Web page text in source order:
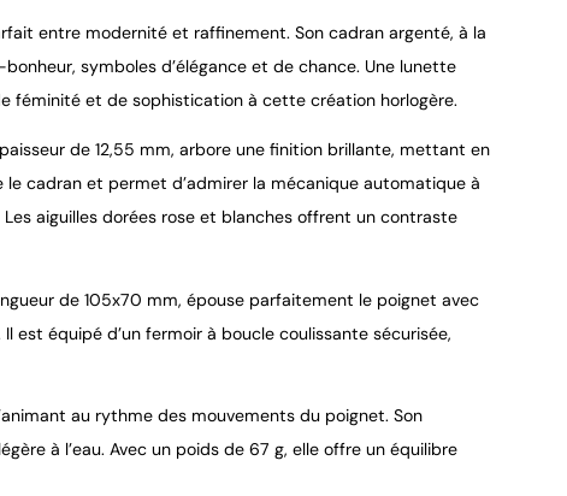
9.4/10
entre modernité et raffinement. Son cadran argenté, à la
symboles d’élégance et de chance. Une lunette
féminité et de sophistication à cette création horlogère.
de 12,55 mm, arbore une finition brillante, mettant en
cadran et permet d’admirer la mécanique automatique à
aiguilles dorées rose et blanches offrent un contraste
de 105x70 mm, épouse parfaitement le poignet avec
équipé d’un fermoir à boucle coulissante sécurisée,
au rythme des mouvements du poignet. Son
à l’eau. Avec un poids de 67 g, elle offre un équilibre